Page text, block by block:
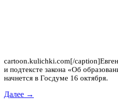
cartoon.kulichki.com[/
и подтексте закона «Об
начнется в Госдуме 16 октября.
Далее →